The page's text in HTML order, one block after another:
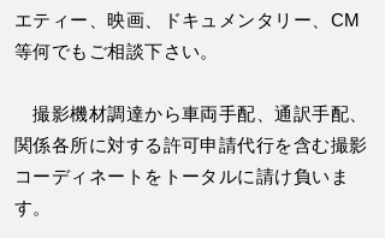
エティー、映画、ドキュメンタリー、CM
等何でもご相談下さい。
撮影機材調達から車両手配、通訳手配、
関係各所に対する許可申請代行を含む撮影
コーディネートをトータルに請け負いま
す。